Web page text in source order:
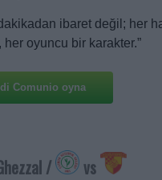
ibaret değil; her
oyuncu bir karakter.”
Comunio oyna
/ vs